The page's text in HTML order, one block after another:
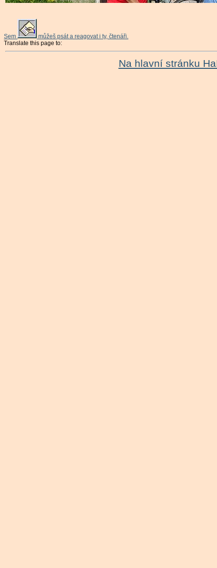
Sem
můžeš psát a reagovat i ty, čtenáři.
Translate this page to:
Na hlavní stránku